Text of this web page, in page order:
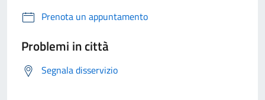
Prenota un appuntamento
Problemi in città
Segnala disservizio